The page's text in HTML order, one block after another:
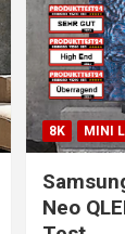
8K MINI
Neo